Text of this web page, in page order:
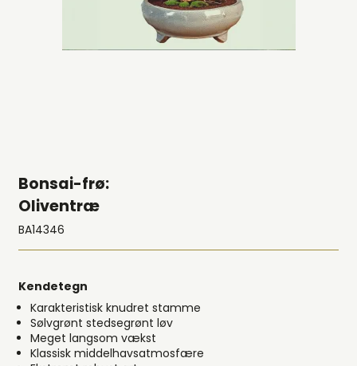
Bonsai-frø:
Oliventræ
BA14346
Kendetegn
Karakteristisk knudret stamme
Sølvgrønt stedsegrønt løv
Meget langsom vækst
Klassisk middelhavsatmosfære